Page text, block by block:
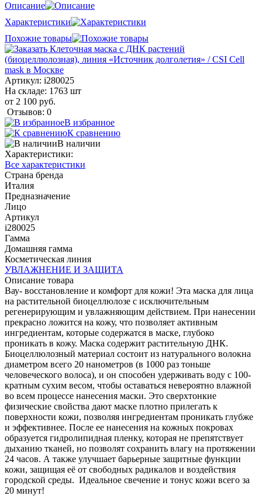
Описание
Характеристики
Похожие товары
Артикул: i280025
На складе: 1763 шт
от 2 100 руб.
Отзывов: 0
В избранное
К сравнению
В наличии
Характеристики:
Все характеристики
Страна бренда
Италия
Предназначение
Лицо
Артикул
i280025
Гамма
Домашняя гамма
Косметическая линия
УВЛАЖНЕНИЕ И ЗАЩИТА
Описание товара
Вау- восстановление и комфорт для кожи! Эта маска для лица
на растительной биоцеллюлозе с исключительным
регенерирующим и увлажняющим действием. При нанесении
прекрасно ложится на кожу, что позволяет активным
ингредиентам, которые содержатся в маске, глубоко
проникать в кожу. Маска содержит растительную ДНК.
Биоцеллюлозный материал состоит из натурального волокна
диаметром всего 20 нанометров (в 1000 раз тоньше
человеческого волоса), и он способен удерживать воду с 100-
кратным сухим весом, чтобы оставаться невероятно влажной
во всем процессе нанесения маски. Это сверхтонкие
физические свойства дают маске плотно прилегать к
поверхности кожи, позволяя ингредиентам проникать глубже
и эффективнее. После ее нанесения на кожных покровах
образуется гидролипидная пленку, которая не препятствует
дыханию тканей, но позволят сохранить влагу на протяжении
24 часов. А также улучшает барьерные защитные функции
кожи, защищая её от свободных радикалов и воздействия
городской среды. Идеальное свечение и тонус кожи всего за
20 минут!